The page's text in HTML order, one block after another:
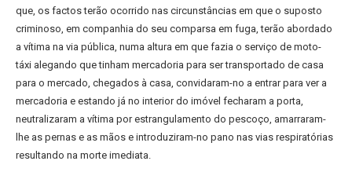
que, os factos terão ocorrido nas circunstâncias em que o suposto
criminoso, em companhia do seu comparsa em fuga, terão abordado
a vítima na via pública, numa altura em que fazia o serviço de moto-
táxi alegando que tinham mercadoria para ser transportado de casa
para o mercado, chegados à casa, convidaram-no a entrar para ver a
mercadoria e estando já no interior do imóvel fecharam a porta,
neutralizaram a vítima por estrangulamento do pescoço, amarraram-
lhe as pernas e as mãos e introduziram-no pano nas vias respiratórias
resultando na morte imediata.